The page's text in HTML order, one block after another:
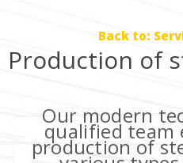
Back to:
Production of
Our modern
qualified team
production of